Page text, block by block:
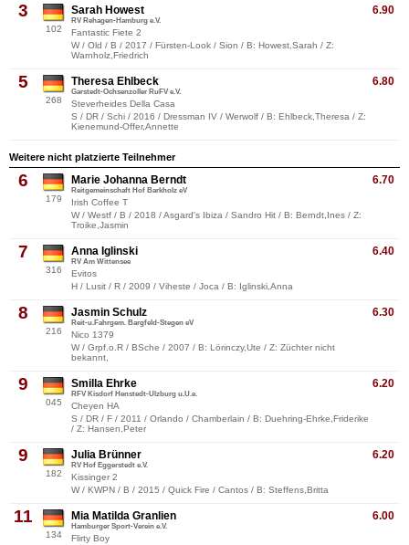
3
102
6.90
Sarah Howest
RV Rehagen-Hamburg e.V.
Fantastic Fiete 2
W / Old / B / 2017 / Fürsten-Look / Sion / B: Howest,Sarah / Z:
Warnholz,Friedrich
5
268
6.80
Theresa Ehlbeck
Garstedt-Ochsenzoller RuFV e.V.
Steverheides Della Casa
S / DR / Schi / 2016 / Dressman IV / Werwolf / B: Ehlbeck,Theresa / Z:
Kienemund-Offer,Annette
Weitere nicht platzierte Teilnehmer
6
179
6.70
Marie Johanna Berndt
Reitgemeinschaft Hof Barkholz eV
Irish Coffee T
W / Westf / B / 2018 / Asgard's Ibiza / Sandro Hit / B: Berndt,Ines / Z:
Troike,Jasmin
7
316
6.40
Anna Iglinski
RV Am Wittensee
Evitos
H / Lusit / R / 2009 / Viheste / Joca / B: Iglinski,Anna
8
216
6.30
Jasmin Schulz
Reit-u.Fahrgem. Bargfeld-Stegen eV
Nico 1379
W / Grpf.o.R / BSche / 2007 / B: Lörinczy,Ute / Z: Züchter nicht
bekannt,
9
045
6.20
Smilla Ehrke
RFV Kisdorf Henstedt-Ulzburg u.U.e.
Cheyen HA
S / DR / F / 2011 / Orlando / Chamberlain / B: Duehring-Ehrke,Friderike
/ Z: Hansen,Peter
9
182
6.20
Julia Brünner
RV Hof Eggerstedt e.V.
Kissinger 2
W / KWPN / B / 2015 / Quick Fire / Cantos / B: Steffens,Britta
11
134
6.00
Mia Matilda Granlien
Hamburger Sport-Verein e.V.
Flirty Boy